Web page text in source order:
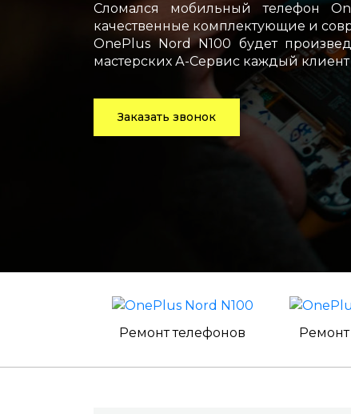
Сломался мобильный телефон
качественные комплектующие и
OnePlus Nord N100 будет
мастерских А-Сервис каждый
Заказать звонок
Ремонт телефонов Ремонт